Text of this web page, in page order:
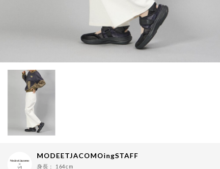
MODEETJACOMOingSTAFF
身長：
164cm